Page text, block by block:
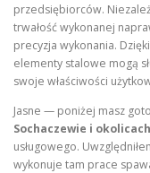
przedsiębiorców.
trwałość wykonanej
precyzja wykonania.
elementy stalowe mogą
swoje właściwości
Jasne — poniżej masz
Sochaczewie i okolicach
usługowego.
wykonuje tam prace